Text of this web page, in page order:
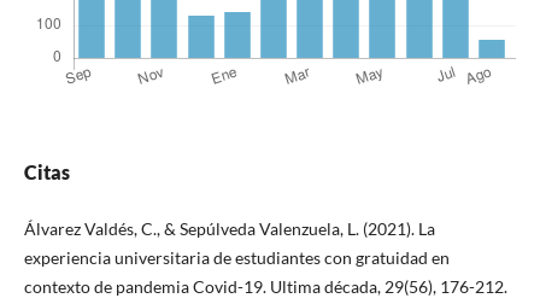
Citas
Álvarez Valdés, C., & Sepúlveda Valenzuela, L. (2021). La
experiencia universitaria de estudiantes con gratuidad en
contexto de pandemia Covid-19. Ultima década, 29(56), 176-212.